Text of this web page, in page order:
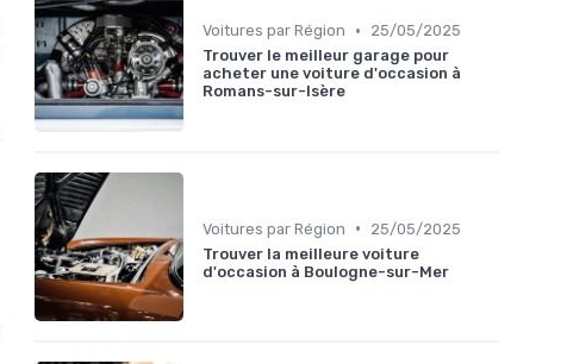
Voitures par Région •
25/05/2025
Trouver le meilleur garage pour
acheter une voiture d'occasion à
Romans-sur-Isère
Voitures par Région •
25/05/2025
Trouver la meilleure voiture
d'occasion à Boulogne-sur-Mer